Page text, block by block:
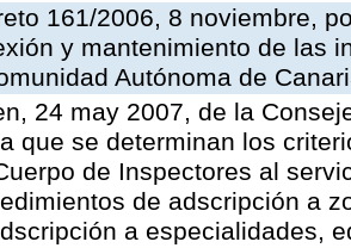
161/2006, 8 noviembre,
y mantenimiento de las
Autónoma de
24 may 2007, de la
que se determinan los
de Inspectores al
de adscripción a
a especialidades,